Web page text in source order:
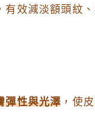
有效減淡額頭紋
彈性與光澤 ，使